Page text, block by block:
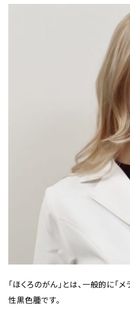
「ほくろのがん」とは、一般的に「
性黒色腫です。